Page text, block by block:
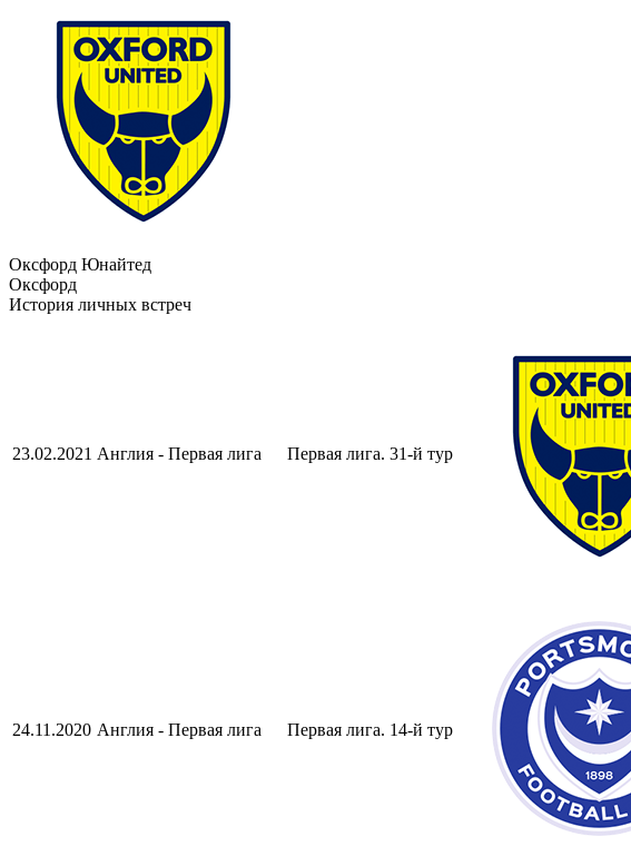
Оксфорд Юнайтед
Оксфорд
История личных встреч
23.02.2021 Англия - Первая лига Первая лига. 31-й тур
24.11.2020 Англия - Первая лига Первая лига. 14-й тур